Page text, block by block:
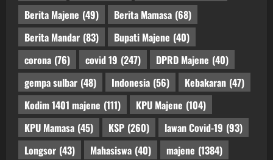
Berita Majene (49) Berita Mamasa (68)
Berita Mandar (83) Bupati Majene (40)
corona (76) covid 19 (247) DPRD Majene (40)
gempa sulbar (48) Indonesia (56) Kebakaran (47)
Kodim 1401 majene (111) KPU Majene (104)
KPU Mamasa (45) KSP (260) lawan Covid-19 (93)
Longsor (43) Mahasiswa (40) majene (1384)